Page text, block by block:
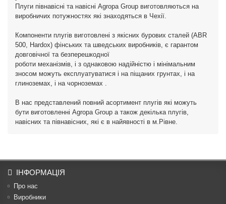
Плуги півнавісні та навісні Agropa Group виготовляються на
виробничих потужностях які знаходяться в Чехії.
Компоненти плугів виготовлені з якісних бурових сталей (ABR
500, Hardox) фінських та шведських виробників, є гарантом
довговічної та безперешкодної
роботи механізмів, і з однаковою надійністю і мінімальним
зносом можуть експлуатуватися і на піщаних грунтах, і на
глиноземах, і на чорноземах .
В нас представлений повний асортимент плугів які можуть
бути виготовленні Agropa Group а також декілька плугів,
навісних та півнавісних, які є в найявності в м.Рівне.
ІНФОРМАЦІЯ
Про нас
Виробники